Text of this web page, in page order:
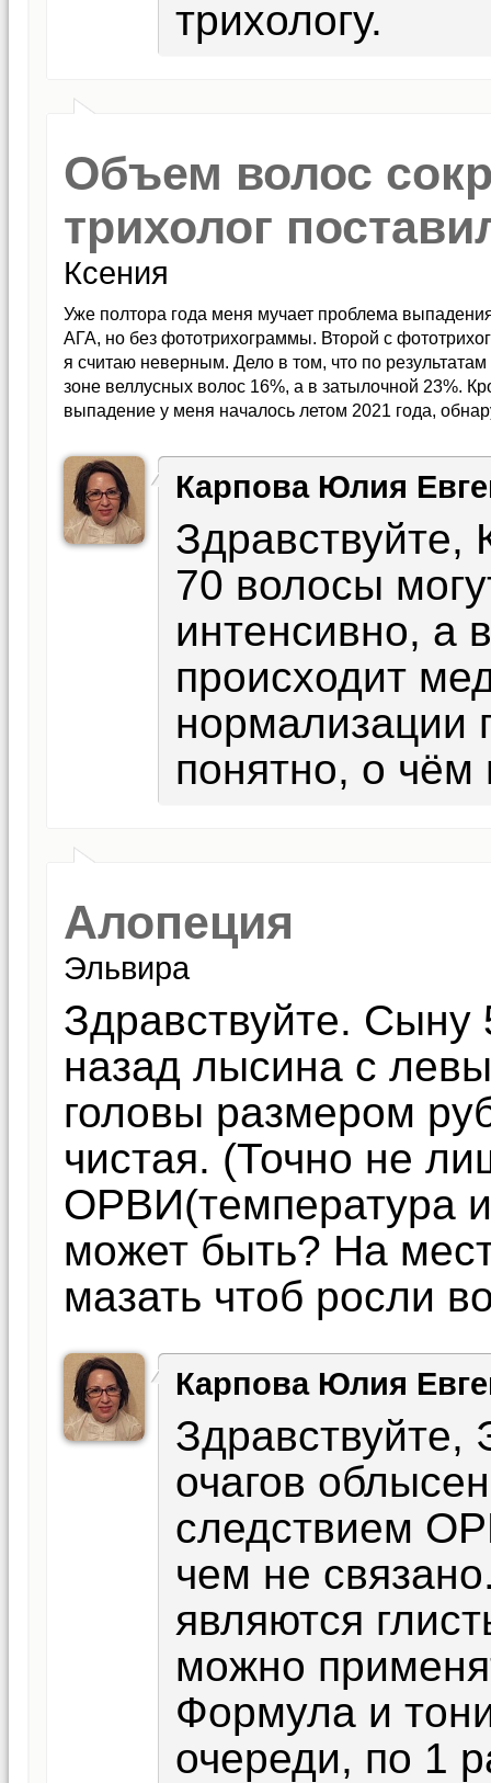
трихологу.
Объем волос
трихолог
Ксения
Уже полтора года меня мучает проблема
АГА, но без фототрихограммы. Второй с
я считаю неверным. Дело в том, что по
зоне веллусных волос 16%, а в затылочной 23%.
выпадение у меня началось летом 2021 года,
теперь этой шапки нет. Врач сказала, что дело в
выпавших волос я не вижу отросших новых.
(длина 2-3 см). Сейчас я пользуюсь
пока не заметила, хотя наверное рано еще.
количество веллуса может быть только при АГА?
Карпова Юлия
Здравствуйте,
70 волосы
интенсивно, а
происходит
нормализации
понятно, о
Алопеция
Эльвира
Здравствуйте.
назад лысина с
головы размером
чистая. (Точно не
ОРВИ(температура
может быть? На
мазать чтоб росли
Карпова Юлия
Здравствуйте,
очагов
следствием
чем не
являются
можно
Формула и
очереди, по 1